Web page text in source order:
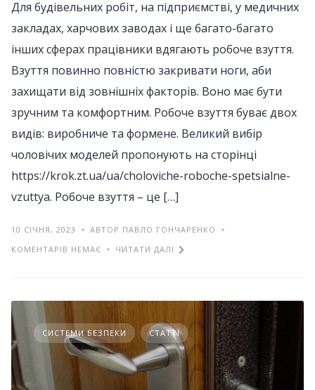
Для будівельних робіт, на підприємстві, у медичних
закладах, харчових заводах і ще багато-багато
інших сферах працівники вдягають робоче взуття.
Взуття повинно повністю закривати ноги, аби
захищати від зовнішніх факторів. Воно має бути
зручним та комфортним. Робоче взуття буває двох
видів: виробниче та формене. Великий вибір
чоловічих моделей пропонують на сторінці
https://krok.zt.ua/ua/choloviche-roboche-spetsialne-
vzuttya. Робоче взуття – це […]
10 СІЧНЯ, 2023
АВТОР ПАВЛО ГОНЧАРЕНКО
КОМЕНТАРІВ НЕМАЄ
ЧИТАТИ ДАЛІ
СИСТЕМИ БЕЗПЕКИ СТАТТІ